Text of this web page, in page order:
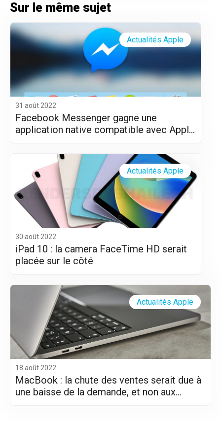
Sur le même sujet
31 août 2022
Facebook Messenger gagne une
application native compatible avec Apple
Actualités Apple
30 août 2022
iPad 10 : la camera FaceTime HD serait
placée sur le côté
Actualités Apple
18 août 2022
MacBook : la chute des ventes serait due à
une baisse de la demande, et non aux
Actualités Apple